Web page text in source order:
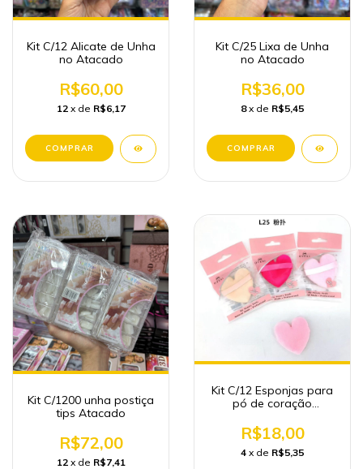
Kit C/12 Alicate de Unha
no Atacado
R$60,00
12 x de R$6,17
Kit C/25 Lixa de Unha
no Atacado
R$36,00
8 x de R$5,45
Kit C/1200 unha postiça
tips Atacado
R$72,00
12 x de R$7,41
Kit C/12 Esponjas para
pó de coração
R$18,00
4 x de R$5,35